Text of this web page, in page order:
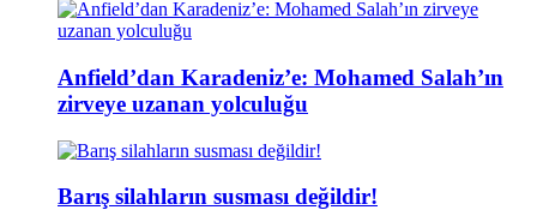
Anfield’dan Karadeniz’e: Mohamed Salah’ın
zirveye uzanan yolculuğu
Barış silahların susması değildir!